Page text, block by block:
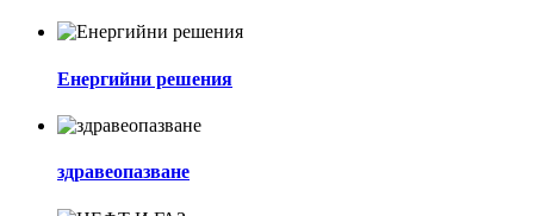
Енергийни решения
здравеопазване